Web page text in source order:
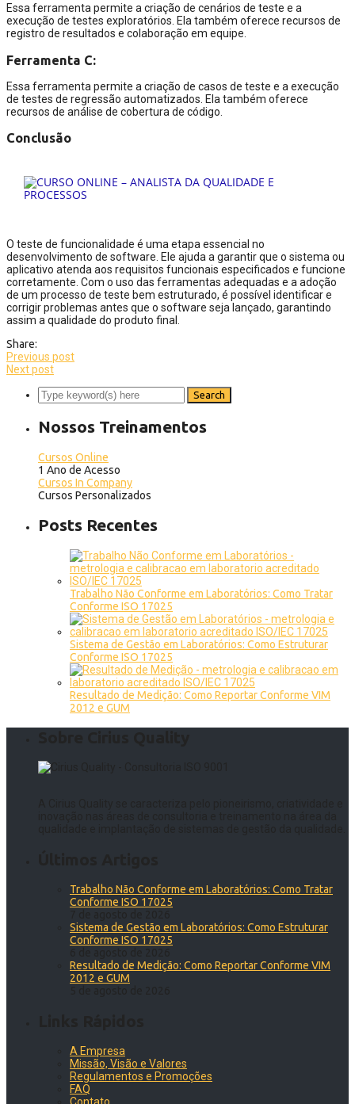
Essa ferramenta permite a criação de cenários de teste e a
execução de testes exploratórios. Ela também oferece recursos de
registro de resultados e colaboração em equipe.
Ferramenta C:
Essa ferramenta permite a criação de casos de teste e a execução
de testes de regressão automatizados. Ela também oferece
recursos de análise de cobertura de código.
Conclusão
O teste de funcionalidade é uma etapa essencial no
desenvolvimento de software. Ele ajuda a garantir que o sistema ou
aplicativo atenda aos requisitos funcionais especificados e funcione
corretamente. Com o uso das ferramentas adequadas e a adoção
de um processo de teste bem estruturado, é possível identificar e
corrigir problemas antes que o software seja lançado, garantindo
assim a qualidade do produto final.
Share:
Previous post
Next post
Nossos Treinamentos
Cursos Online
1 Ano de Acesso
Cursos In Company
Cursos Personalizados
Posts Recentes
Trabalho Não Conforme em Laboratórios: Como Tratar
Conforme ISO 17025
Sistema de Gestão em Laboratórios: Como Estruturar
Conforme ISO 17025
Resultado de Medição: Como Reportar Conforme VIM
2012 e GUM
Trabalho Não Conforme em Laboratórios: Como Tratar
Conforme ISO 17025
Sistema de Gestão em Laboratórios: Como Estruturar
Conforme ISO 17025
Resultado de Medição: Como Reportar Conforme VIM
2012 e GUM
A Empresa
Missão, Visão e Valores
Regulamentos e Promoções
FAQ